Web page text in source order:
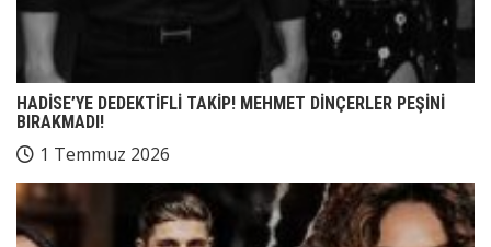
HADİSE’YE DEDEKTİFLİ TAKİP! MEHMET DİNÇERLER PEŞİNİ
BIRAKMADI!
1 Temmuz 2026